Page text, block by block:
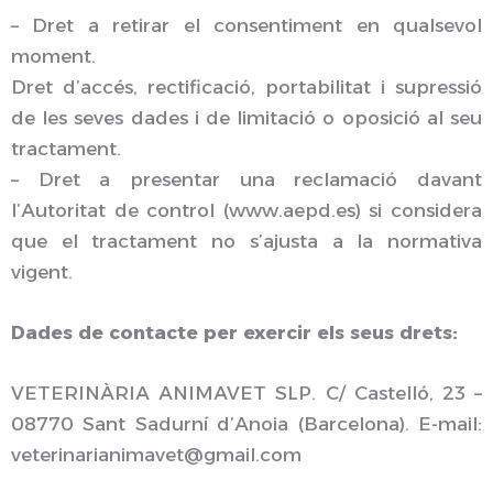
– Dret a retirar el consentiment en qualsevol
moment.
Dret d’accés, rectificació, portabilitat i supressió
de les seves dades i de limitació o oposició al seu
tractament.
– Dret a presentar una reclamació davant
l’Autoritat de control (www.aepd.es) si considera
que el tractament no s’ajusta a la normativa
vigent.
Dades de contacte per exercir els seus drets:
VETERINÀRIA ANIMAVET SLP. C/ Castelló, 23 –
08770 Sant Sadurní d’Anoia (Barcelona). E-mail:
veterinarianimavet@gmail.com